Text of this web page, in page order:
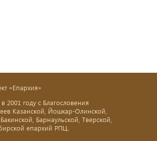
«Епархия»
году с Благословения
Казанской, Йошкар-Олинской,
Барнаульской, Тверской,
епархий РПЦ.